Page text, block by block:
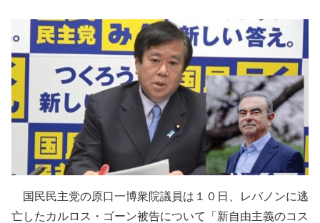
国民民主党の原口一博衆院議員は１０日、レバノンに逃
亡したカルロス・ゴーン被告について「新自由主義のコス